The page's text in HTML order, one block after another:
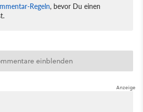
Regeln, bevor Du einen
einblenden